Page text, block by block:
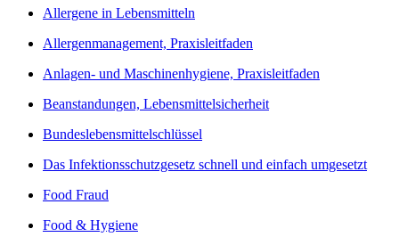
Allergene in Lebensmitteln
Allergenmanagement, Praxisleitfaden
Anlagen- und Maschinenhygiene, Praxisleitfaden
Beanstandungen, Lebensmittelsicherheit
Bundeslebensmittelschlüssel
Das Infektionsschutzgesetz schnell und einfach umgesetzt
Food Fraud
Food & Hygiene